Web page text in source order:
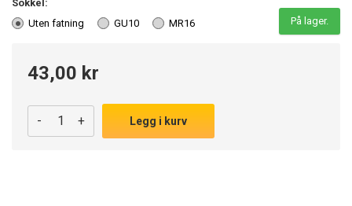
Sokkel:
Uten fatning
GU10 MR16 På lager.
43,00 kr
- + Legg i kurv